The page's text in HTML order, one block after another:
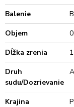
Balenie
Objem
Dĺžka zrenia
Druh
sudu/Dozrievanie
Krajina